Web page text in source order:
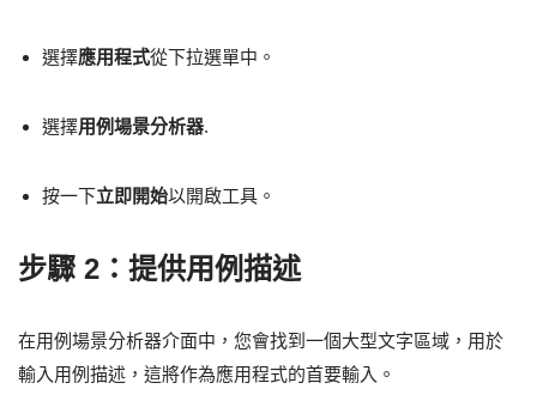
選擇應用程式從下拉選單中。
選擇用例場景分析器.
按一下立即開始以開啟工具。
步驟 2：提供用例描述
在用例場景分析器介面中，您會找到一個大型文字區域，用於
輸入用例描述，這將作為應用程式的首要輸入。